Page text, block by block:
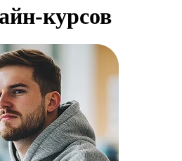
курсов